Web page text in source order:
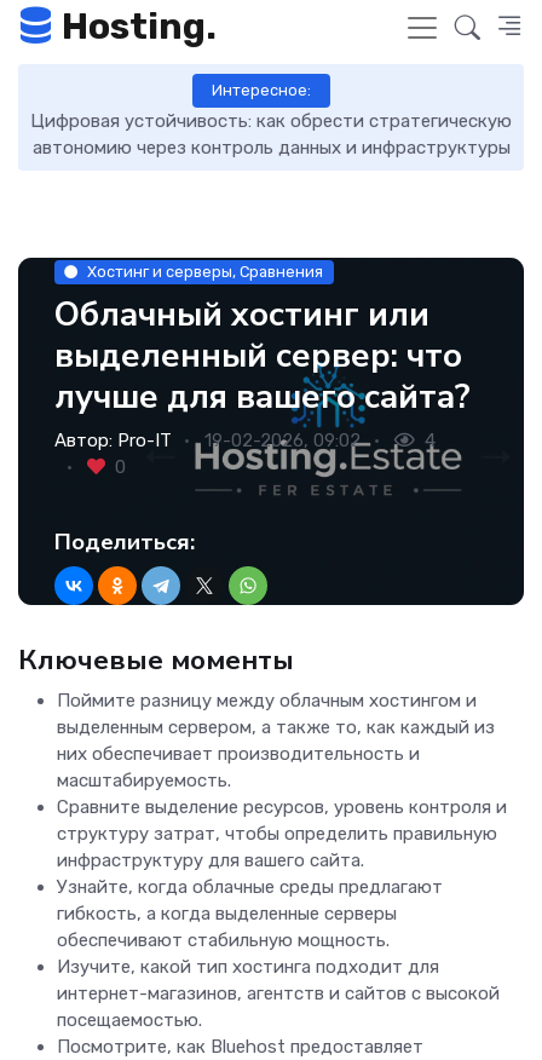
Hosting.
Интересное:
DNS-записи: что это такое, как работают и как ими
управлять
Хостинг и серверы, Сравнения
Облачный хостинг или
выделенный сервер: что
лучше для вашего сайта?
Автор: Pro-IT 19-02-2026, 09:02
4
0
Поделиться:
Ключевые моменты
Поймите разницу между облачным хостингом и
выделенным сервером, а также то, как каждый из
них обеспечивает производительность и
масштабируемость.
Сравните выделение ресурсов, уровень контроля и
структуру затрат, чтобы определить правильную
инфраструктуру для вашего сайта.
Узнайте, когда облачные среды предлагают
гибкость, а когда выделенные серверы
обеспечивают стабильную мощность.
Изучите, какой тип хостинга подходит для
интернет-магазинов, агентств и сайтов с высокой
посещаемостью.
Посмотрите, как Bluehost предоставляет